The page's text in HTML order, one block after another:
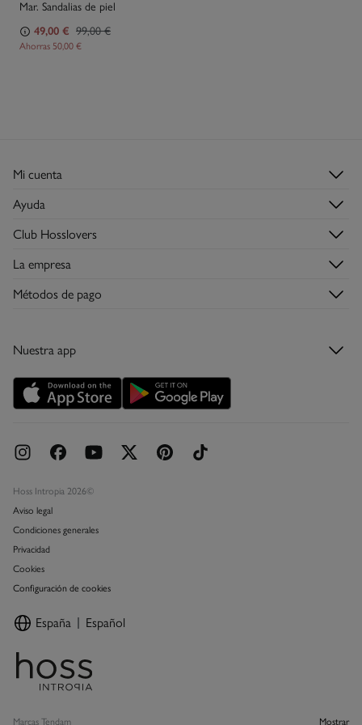
Mar. Sandalias de piel
49,00 € 99,00 €
Ahorras 50,00 €
Mi cuenta
Login
Registrarme
Mis pedidos
Direcciones de envío
Ayuda
Atención al cliente
Envíos
Devoluciones
Tarjeta abono
Promociones vigentes
Concursos y sorteos
Club Hosslovers
Descúbrelo
Hazte Hosslover →
La empresa
Tiendas
Descubre la app
Métodos de pago
Nuestra app
Hoss Intropia 2026©
Aviso legal
Condiciones generales
Privacidad
Cookies
Configuración de cookies
España Español
Marcas Tendam Mostrar